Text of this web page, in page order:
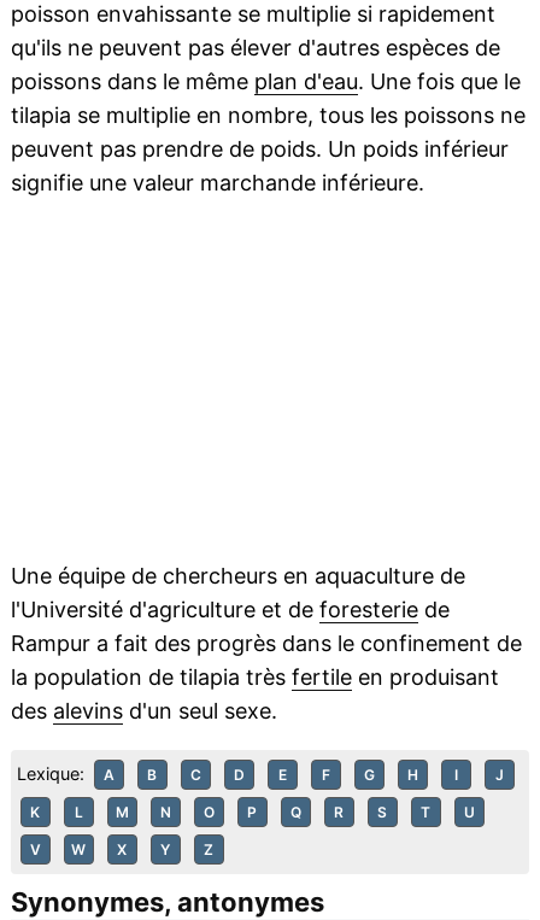
poisson envahissante se multiplie si rapidement
qu'ils ne peuvent pas élever d'autres espèces de
poissons dans le même plan d'eau. Une fois que le
tilapia se multiplie en nombre, tous les poissons ne
peuvent pas prendre de poids. Un poids inférieur
signifie une valeur marchande inférieure.
Une équipe de chercheurs en aquaculture de
l'Université d'agriculture et de foresteriede
Rampur a fait des progrès dans le confinement de
la population de tilapia très fertileen produisant
des alevinsd'un seul sexe.
Lexique: A B C D E F G H I J
K L M N O P Q R S T U
V W X Y Z
Synonymes, antonymes